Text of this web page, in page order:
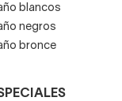
blancos
negros
bronce